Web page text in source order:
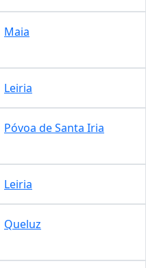
Maia
Leiria
Póvoa de Santa Iria
Leiria
Queluz